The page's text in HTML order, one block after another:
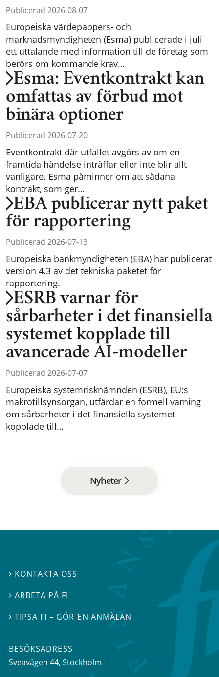
Publicerad 2026-08-07
Europeiska värdepappers- och
marknadsmyndigheten (Esma) publicerade i juli
ett uttalande med information till de företag som
berörs om kommande krav…
Esma: Eventkontrakt kan
omfattas av förbud mot
binära optioner
Publicerad 2026-07-20
Eventkontrakt där utfallet avgörs av om en
framtida händelse inträffar eller inte blir allt
vanligare. Esma påminner om att sådana
kontrakt, som ger…
EBA publicerar nytt paket
för rapportering
Publicerad 2026-07-13
Europeiska bankmyndigheten (EBA) har publicerat
version 4.3 av det tekniska paketet för
rapportering.
ESRB varnar för
sårbarheter i det finansiella
systemet kopplade till
avancerade AI-modeller
Publicerad 2026-07-07
Europeiska systemrisknämnden (ESRB), EU:s
makrotillsynsorgan, utfärdar en formell varning
om sårbarheter i det finansiella systemet
kopplade till…
Nyheter
 KONTAKTA OSS
 ARBETA PÅ FI
TIPSA FI – GÖR EN ANMÄLAN
BESÖKSADRESS
Sveavägen 44, Stockholm